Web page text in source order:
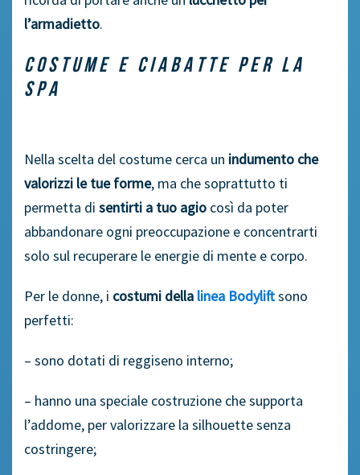
l’armadietto.
COSTUME E CIABATTE PER LA
SPA
Nella scelta del costume cerca un indumento che
valorizzi le tue forme, ma che soprattutto ti
permetta di sentirti a tuo agio così da poter
abbandonare ogni preoccupazione e concentrarti
solo sul recuperare le energie di mente e corpo.
Per le donne, i costumi della linea Bodyliftsono
perfetti:
– sono dotati di reggiseno interno;
– hanno una speciale costruzione che supporta
l’addome, per valorizzare la silhouette senza
costringere;